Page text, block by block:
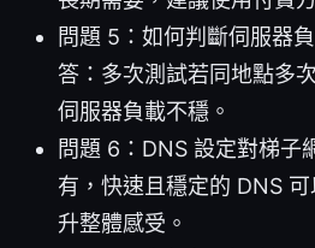
問題 5：如何判斷伺服器
答：多次測試若同地點多
伺服器負載不穩。
問題 6：DNS 設定對梯子
有，快速且穩定的 DNS
升整體感受。